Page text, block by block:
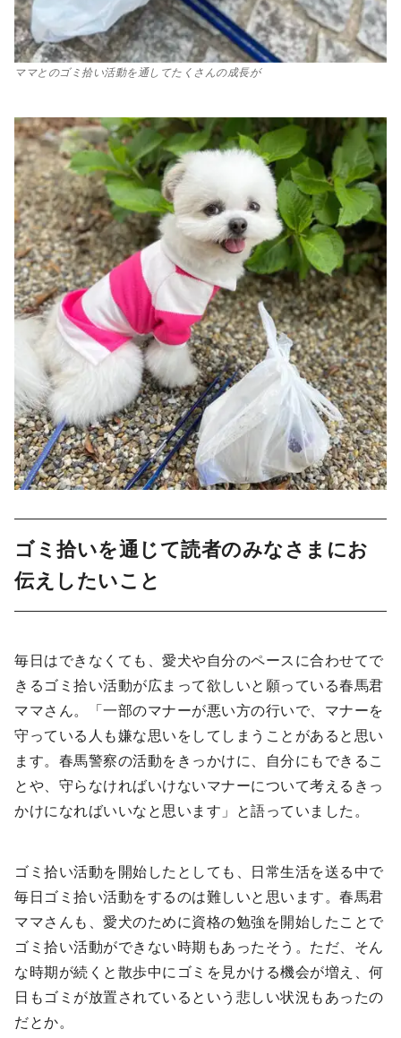
ママとのゴミ拾い活動を通してたくさんの成長が
ゴミ拾いを通じて読者のみなさまにお
伝えしたいこと
毎日はできなくても、愛犬や自分のペースに合わせてで
きるゴミ拾い活動が広まって欲しいと願っている春馬君
ママさん。「一部のマナーが悪い方の行いで、マナーを
守っている人も嫌な思いをしてしまうことがあると思い
ます。春馬警察の活動をきっかけに、自分にもできるこ
とや、守らなければいけないマナーについて考えるきっ
かけになればいいなと思います」と語っていました。
ゴミ拾い活動を開始したとしても、日常生活を送る中で
毎日ゴミ拾い活動をするのは難しいと思います。春馬君
ママさんも、愛犬のために資格の勉強を開始したことで
ゴミ拾い活動ができない時期もあったそう。ただ、そん
な時期が続くと散歩中にゴミを見かける機会が増え、何
日もゴミが放置されているという悲しい状況もあったの
だとか。